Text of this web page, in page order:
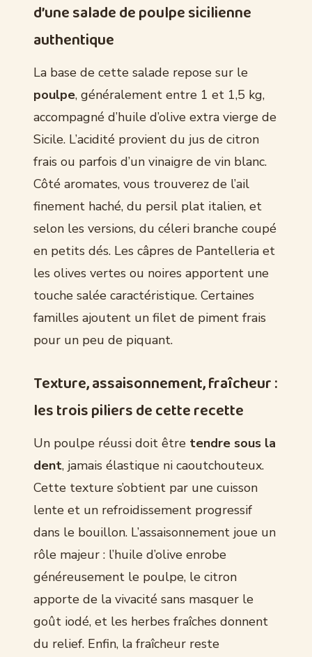
d’une salade de poulpe sicilienne
authentique
La base de cette salade repose sur le
poulpe, généralement entre 1 et 1,5 kg,
accompagné d’huile d’olive extra vierge de
Sicile. L’acidité provient du jus de citron
frais ou parfois d’un vinaigre de vin blanc.
Côté aromates, vous trouverez de l’ail
finement haché, du persil plat italien, et
selon les versions, du céleri branche coupé
en petits dés. Les câpres de Pantelleria et
les olives vertes ou noires apportent une
touche salée caractéristique. Certaines
familles ajoutent un filet de piment frais
pour un peu de piquant.
Texture, assaisonnement, fraîcheur :
les trois piliers de cette recette
Un poulpe réussi doit être tendre sous la
dent, jamais élastique ni caoutchouteux.
Cette texture s’obtient par une cuisson
lente et un refroidissement progressif
dans le bouillon. L’assaisonnement joue un
rôle majeur : l’huile d’olive enrobe
généreusement le poulpe, le citron
apporte de la vivacité sans masquer le
goût iodé, et les herbes fraîches donnent
du relief. Enfin, la fraîcheur reste